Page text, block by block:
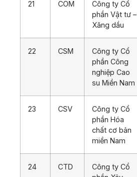
21 COM
Công ty Cổ
phần Vật tư –
Xăng dầu
22 CSM
Công ty Cổ
phần Công
nghiệp Cao
su Miền Nam
23 CSV
Công ty Cổ
phần Hóa
chất cơ bản
miền Nam
24 CTD
Công ty Cổ